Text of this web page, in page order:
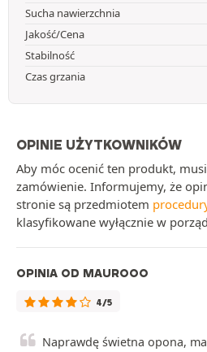
Sucha nawierzchnia
Jakość/Cena
Stabilność
Czas grzania
OPINIE UŻYTKOWNIKÓW
Aby móc ocenić ten produkt,
zamówienie. Informujemy, że
stronie są przedmiotem
klasyfikowane wyłącznie w
OPINIA OD MAUROOO
4/5
Naprawdę świetna opona,